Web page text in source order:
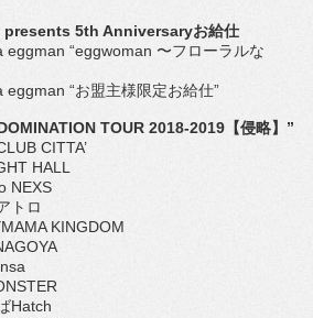
presents 5th Anniversaryお給仕
“eggwoman 〜フローラルな
“お盟主様限定お給仕”
TOUR 2018-2019【侵略】”
CITTA’
HALL
NEXS
トロ
KINGDOM
Hatch